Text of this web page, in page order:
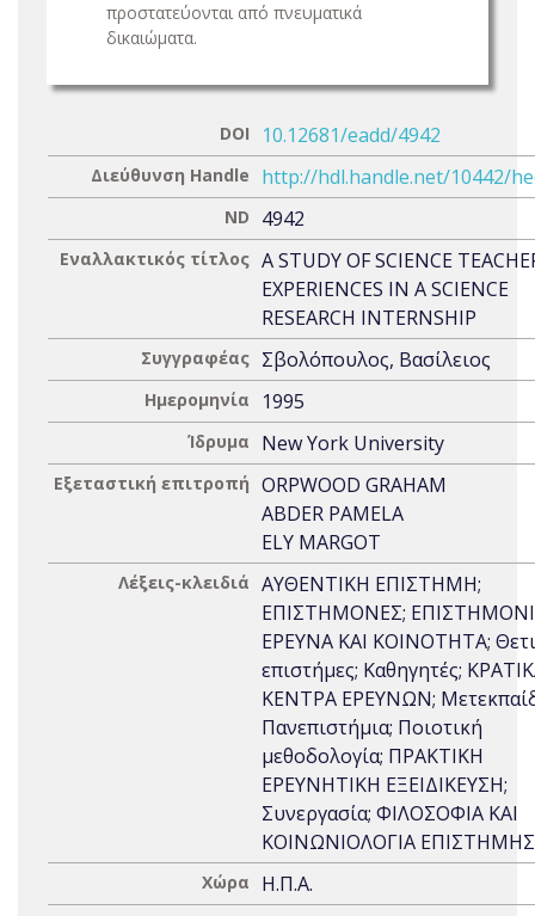
προστατεύονται από πνευματικά
δικαιώματα.
DOI 10.12681/eadd/4942
Διεύθυνση Handle http://hdl.handle.net/10442/
ND 4942
Εναλλακτικός τίτλος A STUDY OF SCIENCE
EXPERIENCES IN A SCIENCE
RESEARCH INTERNSHIP
Συγγραφέας Σβολόπουλος, Βασίλειος
Ημερομηνία 1995
Ίδρυμα New York University
Εξεταστική επιτροπή ORPWOOD GRAHAM
ABDER PAMELA
ELY MARGOT
Λέξεις-κλειδιά ΑΥΘΕΝΤΙΚΗ ΕΠΙΣΤΗΜΗ;
ΕΠΙΣΤΗΜΟΝΕΣ;
ΕΡΕΥΝΑ ΚΑΙ ΚΟΙΝΟΤΗΤΑ;
επιστήμες; Καθηγητές;
ΚΕΝΤΡΑ ΕΡΕΥΝΩΝ;
Πανεπιστήμια; Ποιοτική
μεθοδολογία; ΠΡΑΚΤΙΚΗ
ΕΡΕΥΝΗΤΙΚΗ ΕΞΕΙΔΙΚΕΥΣΗ;
Συνεργασία; ΦΙΛΟΣΟΦΙΑ ΚΑΙ
ΚΟΙΝΩΝΙΟΛΟΓΙΑ ΕΠΙΣΤΗΜΗΣ
Χώρα Η.Π.Α.